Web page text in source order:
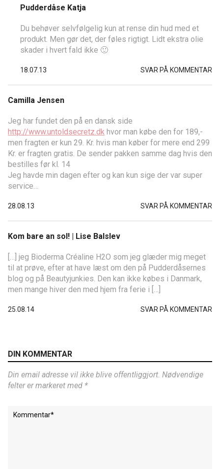
Pudderdåse Katja
Du behøver selvfølgelig kun at rense din hud med et
produkt. Men gør det, der føles rigtigt. Lidt ekstra olie
skader i hvert fald ikke 🙂
18.07.13 SVAR PÅ KOMMENTAR
Camilla Jensen
Jeg har fundet den på en dansk side
http://www.untoldsecretz.dk hvor man købe den for 189,-
men fragten er kun 29. Kr. hvis man køber for mere end 299
Kr. er fragten gratis. De sender pakken samme dag hvis den
bestilles før kl. 14
Jeg havde min dagen efter og kan kun sige der var super
service…
28.08.13 SVAR PÅ KOMMENTAR
Kom bare an sol! | Lise Balslev
[…] jeg Bioderma Créaline H2O som jeg glæder mig meget
til at prøve, efter at have læst om den på Pudderdåsernes
blog og på Beautyjunkies. Den kan ikke købes i Danmark,
men mange hiver den med hjem fra ferie i […]
25.08.14 SVAR PÅ KOMMENTAR
DIN KOMMENTAR
Din email adresse vil ikke blive offentliggjort. Nødvendige
felter er markeret med *